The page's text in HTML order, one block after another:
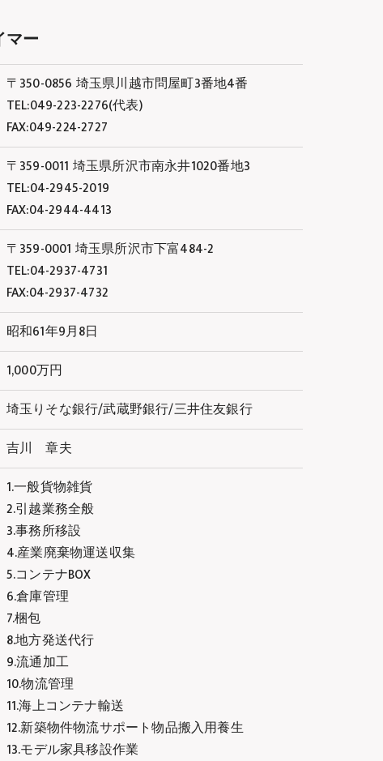
マー
〒350-0856 埼玉県川越市問屋町3番地4番
TEL:049-223-2276(代表)
FAX:049-224-2727
〒359-0011 埼玉県所沢市南永井1020番地3
TEL:04-2945-2019
FAX:04-2944-4413
〒359-0001 埼玉県所沢市下富484-2
TEL:04-2937-4731
FAX:04-2937-4732
昭和61年9月8日
1,000万円
埼玉りそな銀行/武蔵野銀行/三井住友銀行
吉川 章夫
1.一般貨物雑貨
2.引越業務全般
3.事務所移設
4.産業廃棄物運送収集
5.コンテナBOX
6.倉庫管理
7.梱包
8.地方発送代行
9.流通加工
10.物流管理
11.海上コンテナ輸送
12.新築物件物流サポート物品搬入用養生
13.モデル家具移設作業